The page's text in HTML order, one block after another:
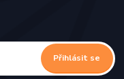
Přihlásit se